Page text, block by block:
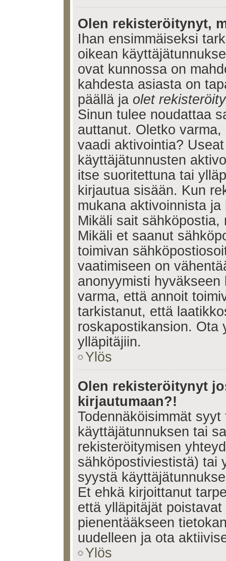
Olen rekisteröitynyt,
Ihan ensimmäiseksi
oikean
ovat kunnossa on
kahdesta asiasta on
päällä ja olet
Sinun tulee noudattaa
auttanut. Oletko
vaadi aktivointia?
käyttäjätunnusten
itse suoritettuna tai
kirjautua sisään. Kun
mukana aktivoinnista
Mikäli sait
Mikäli et saanut
toimivan
vaatimiseen on
anonyymisti
varma, että annoit
tarkistanut, että
roskapostikansion. Ota
ylläpitäjiin.
Ylös
Olen rekisteröitynyt
kirjautumaan?!
Todennäköisimmät
käyttäjätunnuksen tai
rekisteröitymisen
sähköpostiviestistä) tai
syystä
Et ehkä kirjoittanut
että ylläpitäjät
pienentääkseen
uudelleen ja ota
Ylös